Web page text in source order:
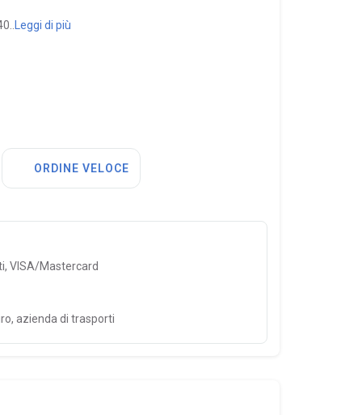
Leggi di più
ORDINE VELOCE
VISA/Mastercard
azienda di trasporti